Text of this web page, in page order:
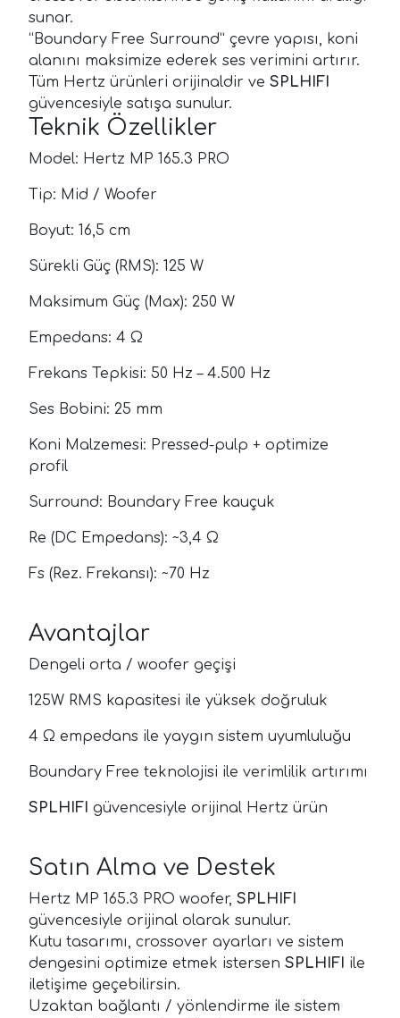
sunar.
“Boundary Free Surround” çevre yapısı, koni
alanını maksimize ederek ses verimini artırır.
Tüm Hertz ürünleri orijinaldir ve SPLHIFI
güvencesiyle satışa sunulur.
Teknik Özellikler
Model: Hertz MP 165.3 PRO
Tip: Mid / Woofer
Boyut: 16,5 cm
Sürekli Güç (RMS): 125 W
Maksimum Güç (Max): 250 W
Empedans: 4 Ω
Frekans Tepkisi: 50 Hz – 4.500 Hz
Ses Bobini: 25 mm
Koni Malzemesi: Pressed-pulp + optimize
profil
Surround: Boundary Free kauçuk
Re (DC Empedans): ~3,4 Ω
Fs (Rez. Frekansı): ~70 Hz
Avantajlar
Dengeli orta / woofer geçişi
125W RMS kapasitesi ile yüksek doğruluk
4 Ω empedans ile yaygın sistem uyumluluğu
Boundary Free teknolojisi ile verimlilik artırımı
SPLHIFI güvencesiyle orijinal Hertz ürün
Satın Alma ve Destek
Hertz MP 165.3 PRO woofer, SPLHIFI
güvencesiyle orijinal olarak sunulur.
Kutu tasarımı, crossover ayarları ve sistem
dengesini optimize etmek istersen SPLHIFI ile
iletişime geçebilirsin.
Uzaktan bağlantı / yönlendirme ile sistem